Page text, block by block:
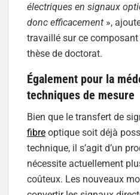
électriques en signaux
donc efficacement »,
travaillé sur ce
thèse de doctorat.
Également pour la
techniques de mesure
Bien que le transfert de
fibre optique soit déjà
technique, il s’agit d’un
nécessite actuellement
coûteux. Les nouveaux